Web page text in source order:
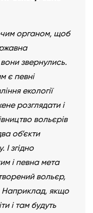
органом, щоб
звернулись.
є певні
екології
розглядати і
вольєрів
об’єкти
згідно
і певна мета
вольєр,
Наприклад, якщо
і там будуть